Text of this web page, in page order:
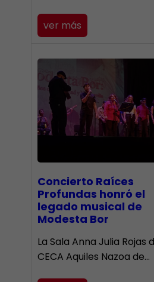
ver más
​Concierto Raíces
Profundas honró el
legado musical de
Modesta Bor
La Sala Anna Julia Rojas
CECA Aquiles Nazoa de…